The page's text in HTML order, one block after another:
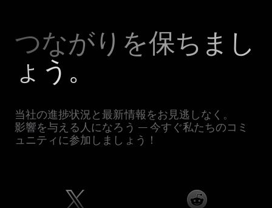
つながりを保ちまし
ょう。
当社の進捗状況と最新情報をお見逃しなく。
影響を与える人になろう — 今すぐ私たちのコミ
ュニティに参加しましょう！